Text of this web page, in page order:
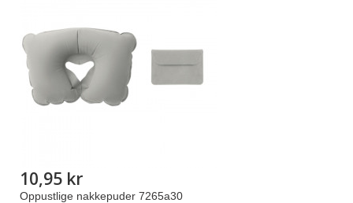
10,95 kr
Oppustlige nakkepuder 7265a30